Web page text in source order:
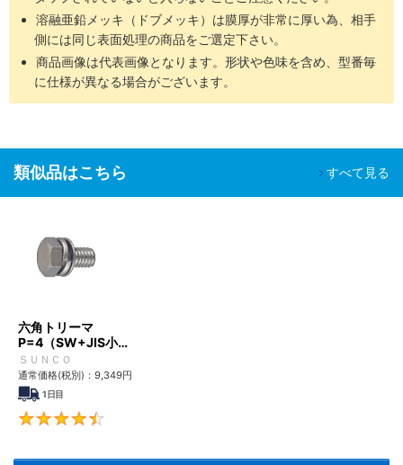
溶融亜鉛メッキ（ドブメッキ）は膜厚が非常に厚い為、相手
側には同じ表面処理の商品をご選定下さい。
商品画像は代表画像となります。形状や色味を含め、型番毎
に仕様が異なる場合がございます。
類似品はこちら すべて見る
六角トリーマ
P=4（SW+JIS小形
平W）
ＳＵＮＣＯ
通常価格(税別)： 9,349円
1日目